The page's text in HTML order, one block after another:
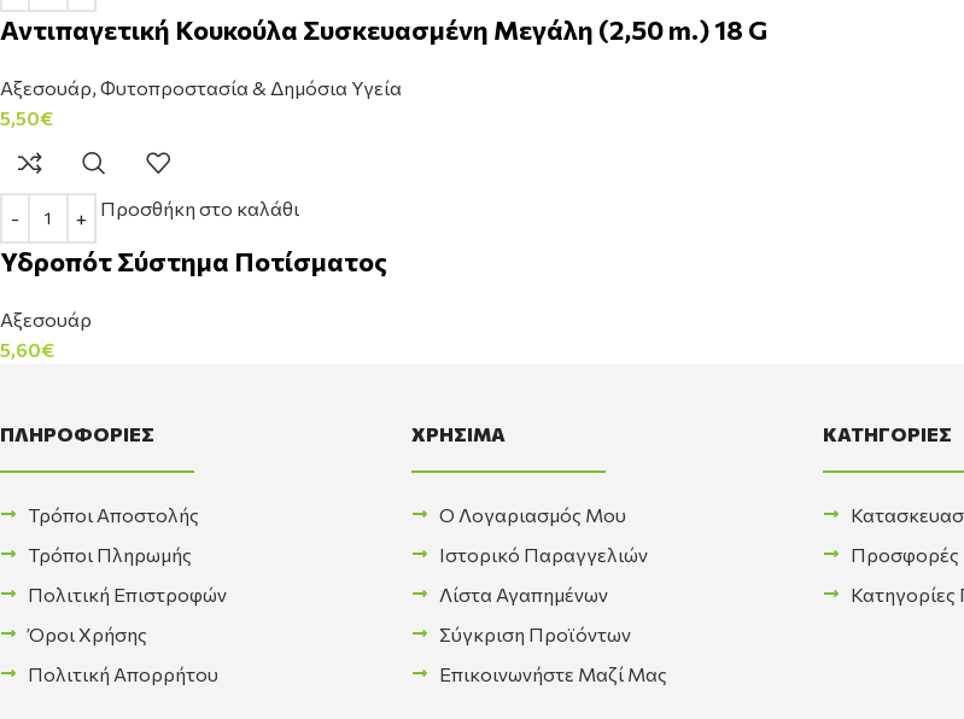
Αντιπαγετική Κουκούλα Συσκευασμένη Μεγάλη (2,50 m.) 18 G
Αξεσουάρ, Φυτοπροστασία & Δημόσια Υγεία
5,50€
Προσθήκη στο καλάθι
Υδροπότ Σύστημα Ποτίσματος
Αξεσουάρ
5,60€
ΠΛΗΡΟΦΟΡΙΕΣ
Τρόποι Αποστολής
Τρόποι Πληρωμής
Πολιτική Επιστροφών
Όροι Χρήσης
Πολιτική Απορρήτου
ΧΡΗΣΙΜΑ
Ο Λογαριασμός Μου
Ιστορικό Παραγγελιών
Λίστα Αγαπημένων
Σύγκριση Προϊόντων
Επικοινωνήστε Μαζί Μας
ΚΑΤΗΓΟΡΙΕΣ
Προσφορές